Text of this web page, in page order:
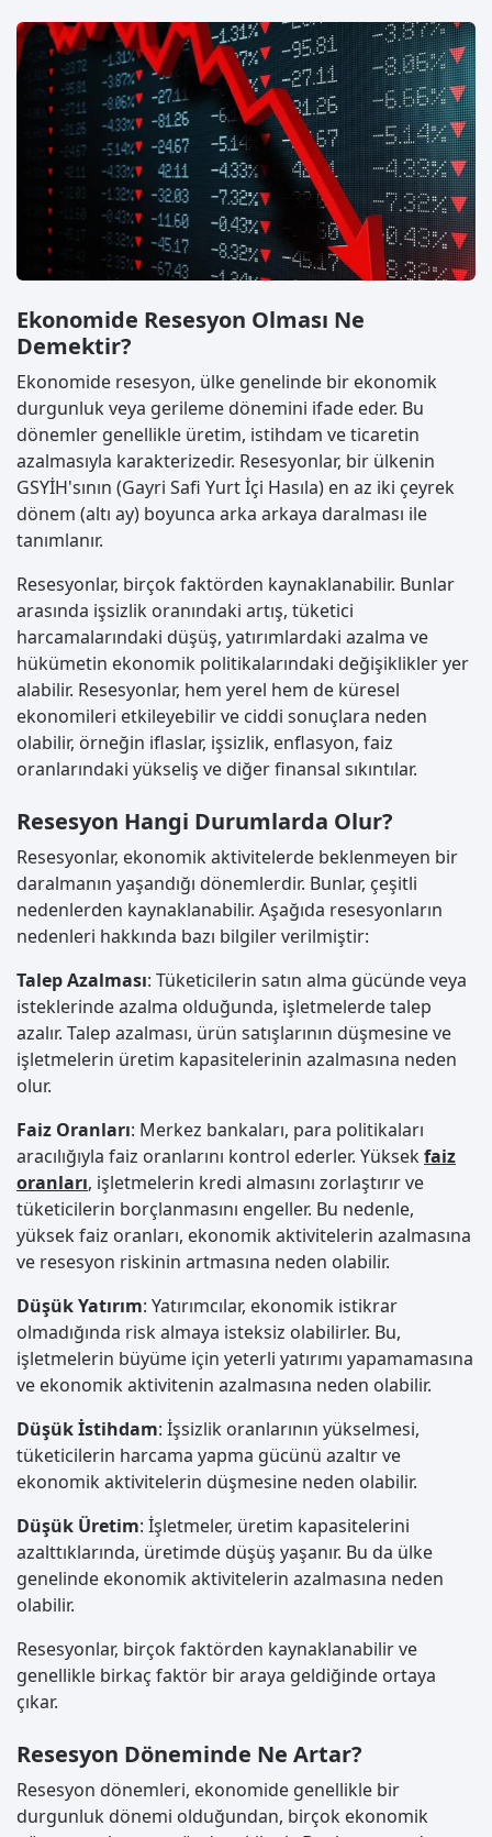
Ekonomide Resesyon Olması Ne
Demektir?
Ekonomide resesyon, ülke genelinde bir ekonomik
durgunluk veya gerileme dönemini ifade eder. Bu
dönemler genellikle üretim, istihdam ve ticaretin
azalmasıyla karakterizedir. Resesyonlar, bir ülkenin
GSYİH'sının (Gayri Safi Yurt İçi Hasıla) en az iki çeyrek
dönem (altı ay) boyunca arka arkaya daralması ile
tanımlanır.
Resesyonlar, birçok faktörden kaynaklanabilir. Bunlar
arasında işsizlik oranındaki artış, tüketici
harcamalarındaki düşüş, yatırımlardaki azalma ve
hükümetin ekonomik politikalarındaki değişiklikler yer
alabilir. Resesyonlar, hem yerel hem de küresel
ekonomileri etkileyebilir ve ciddi sonuçlara neden
olabilir, örneğin iflaslar, işsizlik, enflasyon, faiz
oranlarındaki yükseliş ve diğer finansal sıkıntılar.
Resesyon Hangi Durumlarda Olur?
Resesyonlar, ekonomik aktivitelerde beklenmeyen bir
daralmanın yaşandığı dönemlerdir. Bunlar, çeşitli
nedenlerden kaynaklanabilir. Aşağıda resesyonların
nedenleri hakkında bazı bilgiler verilmiştir:
Talep Azalması: Tüketicilerin satın alma gücünde veya
isteklerinde azalma olduğunda, işletmelerde talep
azalır. Talep azalması, ürün satışlarının düşmesine ve
işletmelerin üretim kapasitelerinin azalmasına neden
olur.
Faiz Oranları: Merkez bankaları, para politikaları
aracılığıyla faiz oranlarını kontrol ederler. Yüksekfaiz
oranları, işletmelerin kredi almasını zorlaştırır ve
tüketicilerin borçlanmasını engeller. Bu nedenle,
yüksek faiz oranları, ekonomik aktivitelerin azalmasına
ve resesyon riskinin artmasına neden olabilir.
Düşük Yatırım: Yatırımcılar, ekonomik istikrar
olmadığında risk almaya isteksiz olabilirler. Bu,
işletmelerin büyüme için yeterli yatırımı yapamamasına
ve ekonomik aktivitenin azalmasına neden olabilir.
Düşük İstihdam: İşsizlik oranlarının yükselmesi,
tüketicilerin harcama yapma gücünü azaltır ve
ekonomik aktivitelerin düşmesine neden olabilir.
Düşük Üretim: İşletmeler, üretim kapasitelerini
azalttıklarında, üretimde düşüş yaşanır. Bu da ülke
genelinde ekonomik aktivitelerin azalmasına neden
olabilir.
Resesyonlar, birçok faktörden kaynaklanabilir ve
genellikle birkaç faktör bir araya geldiğinde ortaya
çıkar.
Resesyon Döneminde Ne Artar?
Resesyon dönemleri, ekonomide genellikle bir
durgunluk dönemi olduğundan, birçok ekonomik